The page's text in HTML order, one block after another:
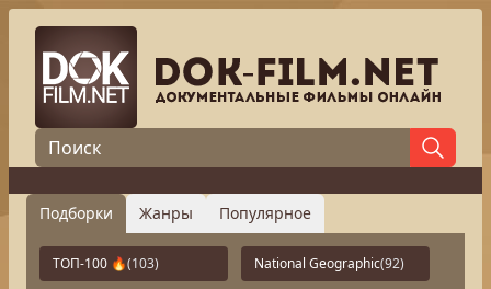
Подборки Жанры Популярное
ТОП-100 🔥(103) National Geographic(92)